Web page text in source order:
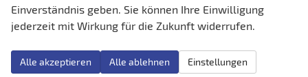
Uhr & Drehzahlmesser
vorhanden
Volldigitales Kombiinstrument (Virtual Cockpit)
vorhanden
Sicherheit & Assistenz
Einverständnis geben. Sie können Ihre Einwilligung
jederzeit mit Wirkung für die Zukunft widerrufen.
Alle akzeptieren Alle ablehnen Einstellungen